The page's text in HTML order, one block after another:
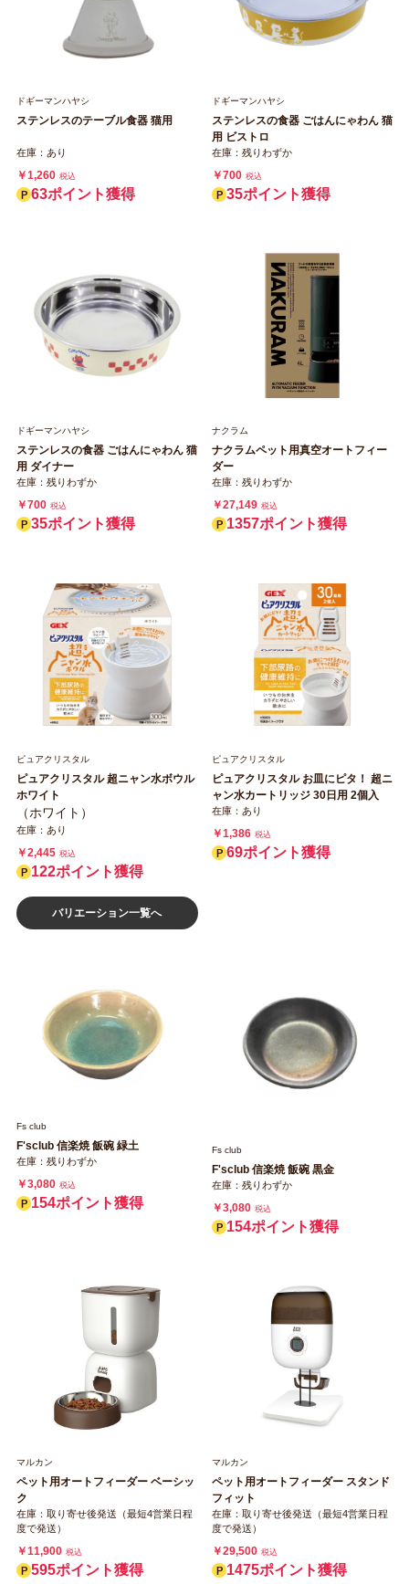
ドギーマンハヤシ
ステンレスのテーブル食器 猫用
在庫：あり
￥1,260 税込
63ポイント獲得
ドギーマンハヤシ
ステンレスの食器 ごはんにゃわん 猫
用 ビストロ
在庫：残りわずか
￥700 税込
35ポイント獲得
ドギーマンハヤシ
ステンレスの食器 ごはんにゃわん 猫
用 ダイナー
在庫：残りわずか
￥700 税込
35ポイント獲得
ナクラム
ナクラムペット用真空オートフィー
ダー
在庫：残りわずか
￥27,149 税込
1357ポイント獲得
ピュアクリスタル
ピュアクリスタル 超ニャン水ボウル
ホワイト
（ホワイト）
在庫：あり
￥2,445 税込
122ポイント獲得
バリエーション一覧へ
ピュアクリスタル
ピュアクリスタル お皿にピタ！ 超ニ
ャン水カートリッジ 30日用 2個入
在庫：あり
￥1,386 税込
69ポイント獲得
Fs club
F'sclub 信楽焼 飯碗 緑土
在庫：残りわずか
￥3,080 税込
154ポイント獲得
Fs club
F'sclub 信楽焼 飯碗 黒金
在庫：残りわずか
￥3,080 税込
154ポイント獲得
マルカン
ペット用オートフィーダー ベーシッ
ク
在庫：取り寄せ後発送（最短4営業日程
度で発送）
￥11,900 税込
595ポイント獲得
マルカン
ペット用オートフィーダー スタンド
フィット
在庫：取り寄せ後発送（最短4営業日程
度で発送）
￥29,500 税込
1475ポイント獲得